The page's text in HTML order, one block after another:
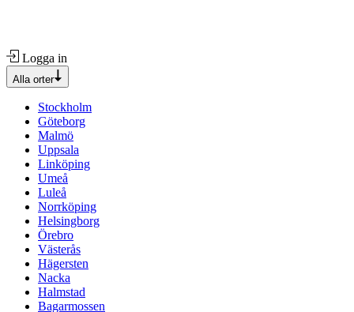
Logga in
Alla orter
Stockholm
Göteborg
Malmö
Uppsala
Linköping
Umeå
Luleå
Norrköping
Helsingborg
Örebro
Västerås
Hägersten
Nacka
Halmstad
Bagarmossen